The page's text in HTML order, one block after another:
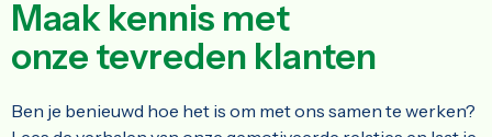
Maak kennis met
onze tevreden klanten
Ben je benieuwd hoe het is om met ons samen te werken?